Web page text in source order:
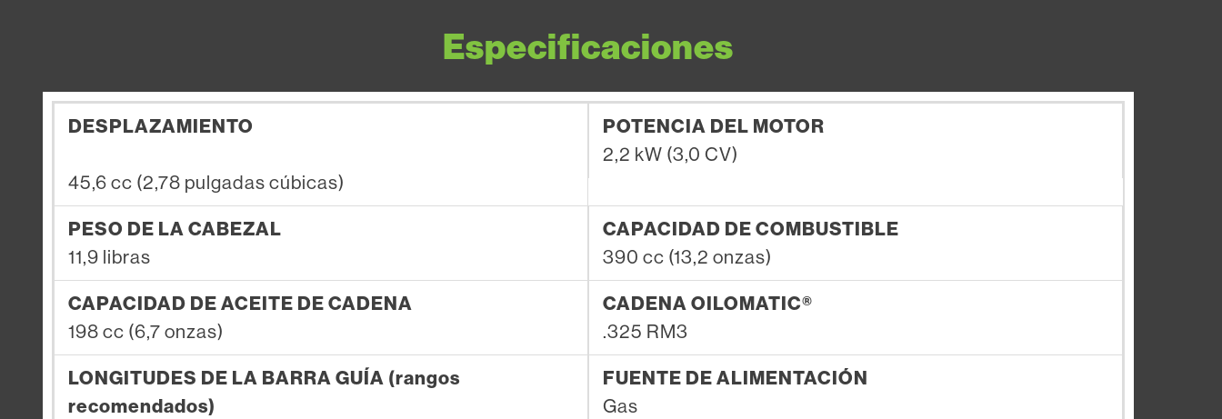
Especificaciones
DESPLAZAMIENTO
45,6 cc (2,78 pulgadas cúbicas)
POTENCIA DEL MOTOR
2,2 kW (3,0 CV)
PESO DE LA CABEZAL
11,9 libras
CAPACIDAD DE COMBUSTIBLE
390 cc (13,2 onzas)
CAPACIDAD DE ACEITE DE CADENA
198 cc (6,7 onzas)
CADENA OILOMATIC®
.325 RM3
LONGITUDES DE LA BARRA GUÍA (rangos
recomendados)
FUENTE DE ALIMENTACIÓN
Gas